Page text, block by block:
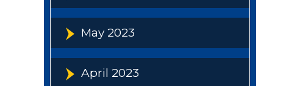
May 2023
April 2023